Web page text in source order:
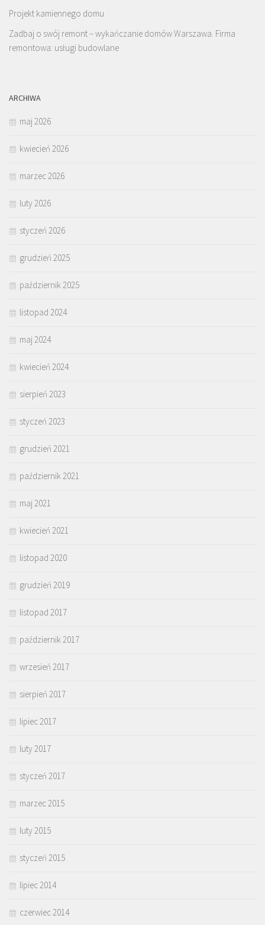
Projekt kamiennego domu
Zadbaj o swój remont – wykańczanie domów Warszawa. Firma
remontowa: usługi budowlane
ARCHIWA
maj 2026
kwiecień 2026
marzec 2026
luty 2026
styczeń 2026
grudzień 2025
październik 2025
listopad 2024
maj 2024
kwiecień 2024
sierpień 2023
styczeń 2023
grudzień 2021
październik 2021
maj 2021
kwiecień 2021
listopad 2020
grudzień 2019
listopad 2017
październik 2017
wrzesień 2017
sierpień 2017
lipiec 2017
luty 2017
styczeń 2017
marzec 2015
luty 2015
styczeń 2015
lipiec 2014
czerwiec 2014